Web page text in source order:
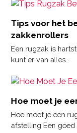
Tips voor het
zakkenrollers
Een rugzak is
kunt er van alles…
Hoe moet je
Hoe moet je een
afstelling Een goed